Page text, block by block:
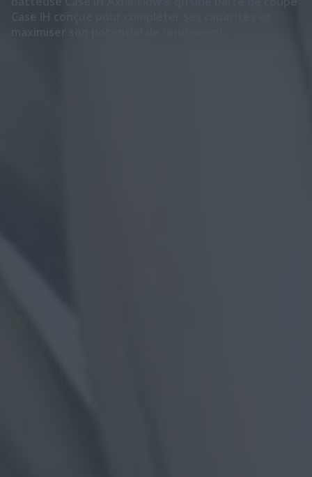
Case IH conçue pour compléter ses capacités et